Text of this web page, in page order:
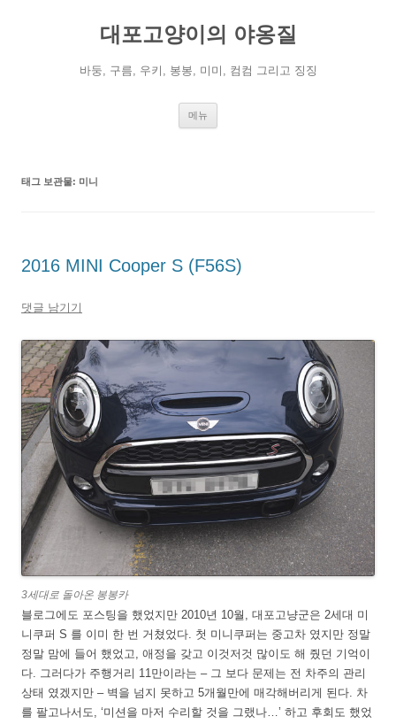
대포고양이의 야옹질
바둥, 구름, 우키, 봉봉, 미미, 컴컴 그리고 징징
메뉴
태그 보관물: 미니
2016 MINI Cooper S (F56S)
댓글 남기기
3세대로 돌아온 봉봉카
블로그에도 포스팅을 했었지만 2010년 10월, 대포고냥군은 2세대 미
니쿠퍼 S 를 이미 한 번 거쳤었다. 첫 미니쿠퍼는 중고차 였지만 정말
정말 맘에 들어 했었고, 애정을 갖고 이것저것 많이도 해 줬던 기억이
다. 그러다가 주행거리 11만이라는 – 그 보다 문제는 전 차주의 관리
상태 였겠지만 – 벽을 넘지 못하고 5개월만에 매각해버리게 된다. 차
를 팔고나서도, ‘미션을 마저 수리할 것을 그랬나…’ 하고 후회도 했었